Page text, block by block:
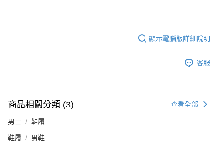
顯示電腦版詳細說明
客服
商品相關分類 (3) 查看全部
男士 鞋履
鞋履 男鞋